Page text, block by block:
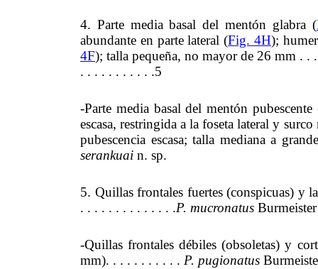
4. Parte media basal del mentón glabra (
abundante en parte lateral (Fig. 4H);
4F); talla pequeña, no mayor de 26 mm .
. . . . . . . . . . .5
-Parte media basal del mentón pubescente
escasa, restringida a la foseta lateral y
pubescencia escasa; talla mediana a
serankuai n. sp.
5. Quillas frontales fuertes (conspicuas) y
. . . . . . . . . . . . . .P. mucronatus Burmeister
-Quillas frontales débiles (obsoletas) y
mm). . . . . . . . . . . P. pugionatus